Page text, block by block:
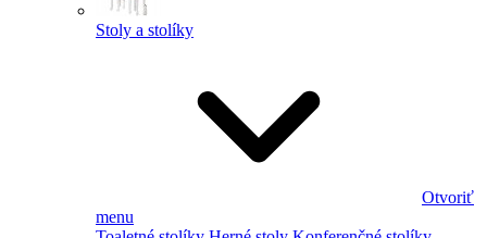
Stoly a stolíky
Otvoriť
menu